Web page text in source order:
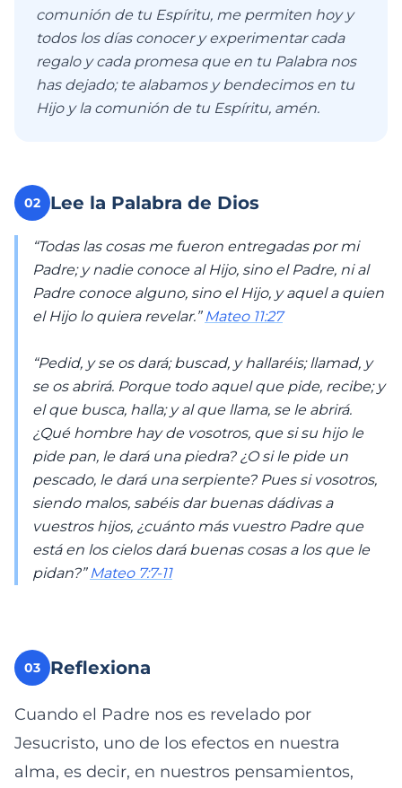
comunión de tu Espíritu, me permiten hoy y
todos los días conocer y experimentar cada
regalo y cada promesa que en tu Palabra nos
has dejado; te alabamos y bendecimos en tu
Hijo y la comunión de tu Espíritu, amén.
02 Lee la Palabra de Dios
“Todas las cosas me fueron entregadas por mi
Padre; y nadie conoce al Hijo, sino el Padre, ni al
Padre conoce alguno, sino el Hijo, y aquel a quien
el Hijo lo quiera revelar.” Mateo 11:27
“Pedid, y se os dará; buscad, y hallaréis; llamad, y
se os abrirá. Porque todo aquel que pide, recibe; y
el que busca, halla; y al que llama, se le abrirá.
¿Qué hombre hay de vosotros, que si su hijo le
pide pan, le dará una piedra? ¿O si le pide un
pescado, le dará una serpiente? Pues si vosotros,
siendo malos, sabéis dar buenas dádivas a
vuestros hijos, ¿cuánto más vuestro Padre que
está en los cielos dará buenas cosas a los que le
pidan?” Mateo 7:7-11
03 Reflexiona
Cuando el Padre nos es revelado por
Jesucristo, uno de los efectos en nuestra
alma, es decir, en nuestros pensamientos,